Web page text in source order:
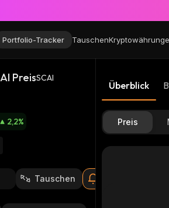
Portfolio-Tracker Tauschen
PreisSCAI
2,2%
Tauschen
Überblick
Preis